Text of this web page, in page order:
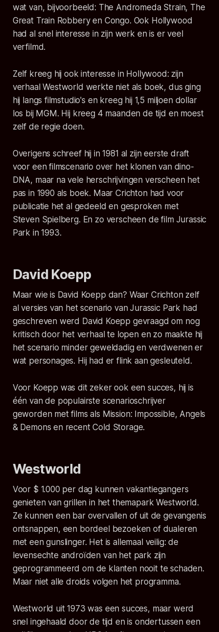
wat van, bijvoorbeeld: The Andromeda Strain, The
Great Train Robberyen Congo. Ook Hollywood
had al snel interesse in zijn werk en is er veel
verfilmd.
Zelf kreeg hij ook interesse in Hollywood: zijn
verhaalWestworld werkte niet als boek, dus ging
hij langs filmstudio's en kreeg hij 1,5 miljoen dollar
los bij MGM. Hij kreeg 4 maanden de tijd en moest
zelf de regie doen.
Overigens schreef hij in 1981 al zijn eerste draft
voor een filmscenario over het klonen van dino-
DNA, maar na vele herschrijvingen verscheen het
pas in 1990 als boek. Maar Crichton had voor
publicatie het al gedeeld en gesproken met
Steven Spielberg. En zo verscheen de film Jurassic
Park in 1993.
David Koepp
Maar wie is David Koepp dan? Waar Crichton zelf
al versies van het scenario vanJurassic Park had
geschreven werd David Koepp gevraagd om nog
kritisch door het verhaal te lopen en zo maakte hij
het scenario minder geweldadig en verdwenen er
wat personages. Hij had er flink aan gesleuteld.
Voor Koepp was dit zeker ook een succes, hij is
één van de populairste scenarioschrijver
geworden met films als Mission: Impossible, Angels
& Demons en recentCold Storage.
Westworld
Voor $ 1.000 per dag kunnen vakantiegangers
genieten van grillen in het themapark Westworld.
Ze kunnen een bar overvallen of uit de gevangenis
ontsnappen, een bordeel bezoeken of dualeren
met een gunslinger. Het is allemaal veilig: de
levensechte androïden van het park zijn
geprogrammeerd om de klanten nooit te schaden.
Maar niet alle droids volgen het programma.
Westworld uit 1973 was een succes, maar werd
snel ingehaald door de tijd en is ondertussen een